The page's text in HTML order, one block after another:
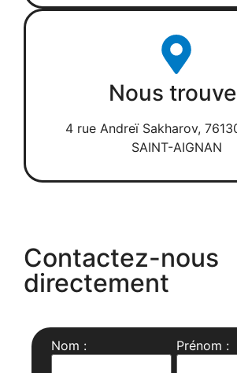
Nous
4 rue Andreï Sakharov,
SAINT-AIGNAN
Contactez-nous
directement
Nom : Prénom :